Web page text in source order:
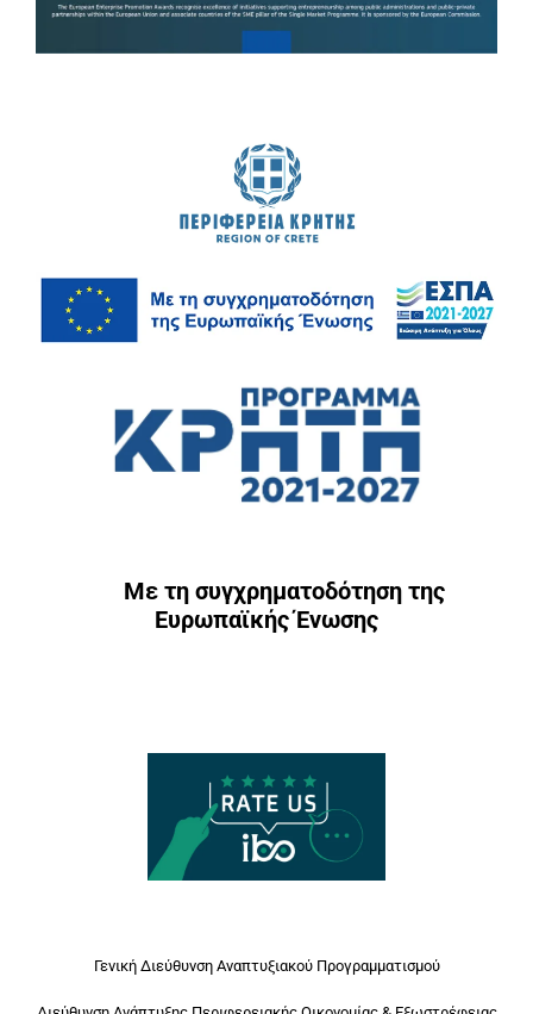
Με τη συγχρηματοδότηση της
Ευρωπαϊκής Ένωσης
Γενική Διεύθυνση Αναπτυξιακού Προγραμματισμού